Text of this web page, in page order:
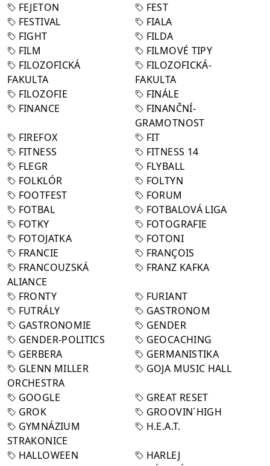
FEJETON
FEST
FESTIVAL
FIALA
FIGHT
FILDA
FILM
FILMOVÉ TIPY
FILOZOFICKÁ
FAKULTA
FILOZOFICKÁ-
FAKULTA
FILOZOFIE
FINÁLE
FINANCE
FINANČNÍ-
GRAMOTNOST
FIREFOX
FIT
FITNESS
FITNESS 14
FLEGR
FLYBALL
FOLKLÓR
FOLTYN
FOOTFEST
FORUM
FOTBAL
FOTBALOVÁ LIGA
FOTKY
FOTOGRAFIE
FOTOJATKA
FOTONI
FRANCIE
FRANÇOIS
FRANCOUZSKÁ
ALIANCE
FRANZ KAFKA
FRONTY
FURIANT
FUTRÁLY
GASTRONOM
GASTRONOMIE
GENDER
GENDER-POLITICS
GEOCACHING
GERBERA
GERMANISTIKA
GLENN MILLER
ORCHESTRA
GOJA MUSIC HALL
GOOGLE
GREAT RESET
GROK
GROOVIN´HIGH
GYMNÁZIUM
STRAKONICE
H.E.A.T.
HALLOWEEN
HARLEJ